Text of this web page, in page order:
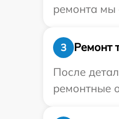
ремонта мы
3
Ремонт
После
ремонтные